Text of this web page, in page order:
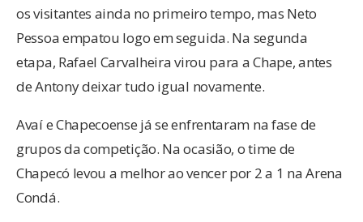
os visitantes ainda no primeiro tempo, mas Neto
Pessoa empatou logo em seguida. Na segunda
etapa, Rafael Carvalheira virou para a Chape, antes
de Antony deixar tudo igual novamente.
Avaí e Chapecoense já se enfrentaram na fase de
grupos da competição. Na ocasião, o time de
Chapecó levou a melhor ao vencer por 2 a 1 na Arena
Condá.